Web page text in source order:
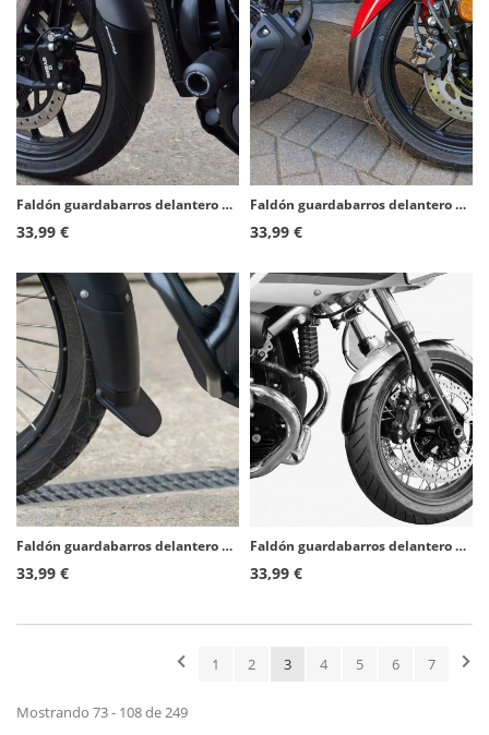
Faldón guardabarros delantero Puig 22176N para Triumph Speed 400 (24-25)
33,99 €
Faldón guardabarros delantero Puig 21638N para Yamaha XSR 125 (21-26)
33,99 €
Faldón guardabarros delantero Puig 22499N para Royal Enfield Himalayan 450 (24-26)
33,99 €
Faldón guardabarros delantero Puig 8186N para BMW R NINET (14-24)
33,99 €
1 2 3 4 5 6 7
Mostrando 73 - 108 de 249